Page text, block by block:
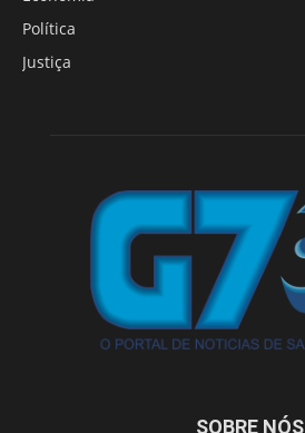
Política
Justiça
SOBRE NÓS